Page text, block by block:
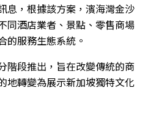
息，根據該方案，濱海灣金沙
同酒店業者、景點、零售商場
的服務生態系統。
階段推出，旨在改變傳統的商
地轉變為展示新加坡獨特文化